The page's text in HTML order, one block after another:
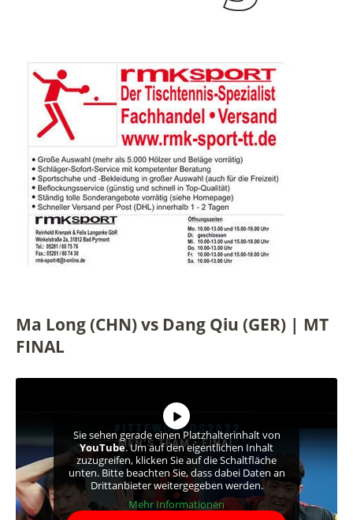
Ma Long (CHN) vs Dang Qiu (GER) | MT
FINAL
Sie sehen gerade einen Platzhalterinhalt von
YouTube. Um auf den eigentlichen Inhalt
zuzugreifen, klicken Sie auf die Schaltfläche
unten. Bitte beachten Sie, dass dabei Daten an
Drittanbieter weitergegeben werden.
Mehr Informationen